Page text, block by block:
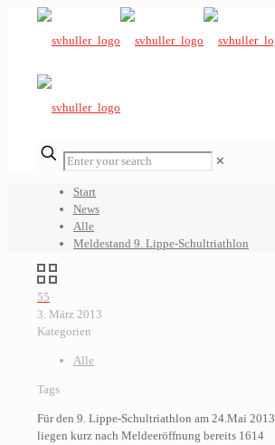
✕
Start
News
Alle
Meldestand 9. Lippe-Schultriathlon
55
3. März 2013
Kategorien
Alle
Tags
Für den 9. Lippe-Schultriathlon am 24.Mai 2013
liegen kurz nach Meldeeröffnung bereits 1614